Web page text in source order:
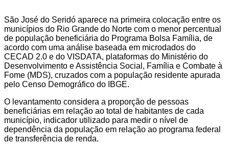
São José do Seridó aparece na primeira colocação entre os
municípios do Rio Grande do Norte com o menor percentual
de população beneficiária do Programa Bolsa Família, de
acordo com uma análise baseada em microdados do
CECAD 2.0 e do VISDATA, plataformas do Ministério do
Desenvolvimento e Assistência Social, Família e Combate à
Fome (MDS), cruzados com a população residente apurada
pelo Censo Demográfico do IBGE.
O levantamento considera a proporção de pessoas
beneficiárias em relação ao total de habitantes de cada
município, indicador utilizado para medir o nível de
dependência da população em relação ao programa federal
de transferência de renda.